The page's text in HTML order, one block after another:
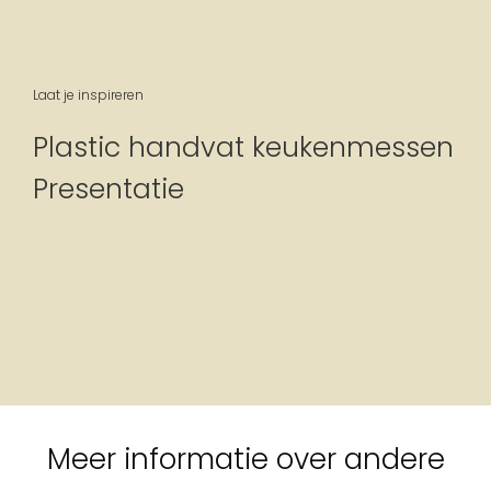
Laat je inspireren
Plastic handvat keukenmessen
Presentatie
Meer informatie over andere